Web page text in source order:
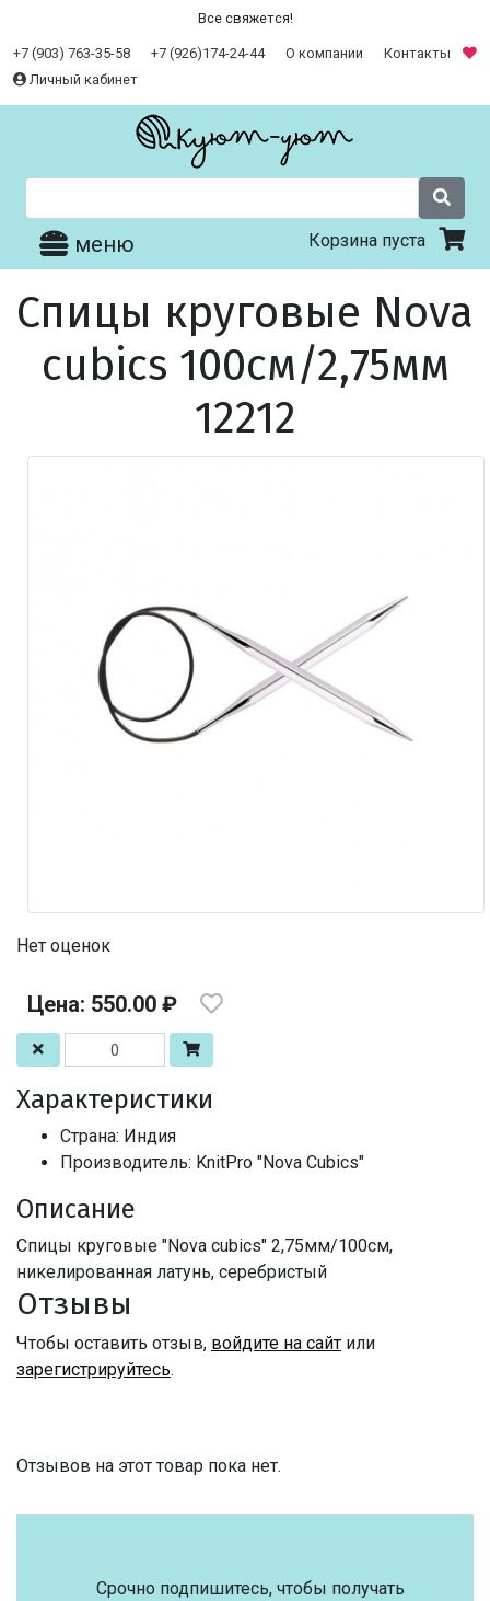
Все свяжется!
+7 (903) 763-35-58 +7 (926)174-24-44 О компании
Контакты
Личный кабинет
меню Корзина пуста
Спицы круговые Nova
cubics 100см/2,75мм
12212
Нет оценок
Цена: 550.00 ₽
Характеристики
Страна: Индия
Производитель: KnitPro "Nova Cubics"
Описание
Спицы круговые "Nova cubics" 2,75мм/100см,
никелированная латунь, серебристый
Отзывы
Чтобы оставить отзыв, войдите на сайт или
зарегистрируйтесь.
Отзывов на этот товар пока нет.
Срочно подпишитесь, чтобы получать